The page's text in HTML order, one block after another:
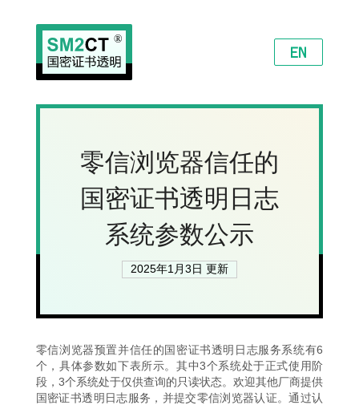
零信浏览器信任的
国密证书透明日志
系统参数公示
2025年1月3日 更新
零信浏览器预置并信任的国密证书透明日志服务系统有6
个，具体参数如下表所示。其中3个系统处于正式使用阶
段，3个系统处于仅供查询的只读状态。欢迎其他厂商提供
国密证书透明日志服务，并提交零信浏览器认证。通过认